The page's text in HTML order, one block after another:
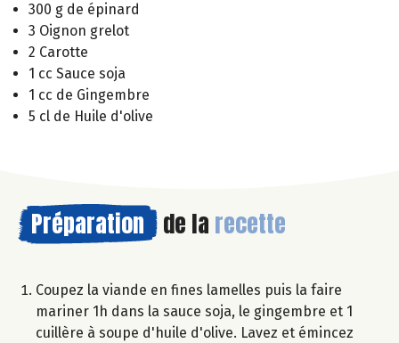
300 g de épinard
3 Oignon grelot
2 Carotte
1 cc Sauce soja
1 cc de Gingembre
5 cl de Huile d'olive
Préparation de la recette
Coupez la viande en fines lamelles puis la faire
mariner 1h dans la sauce soja, le gingembre et 1
cuillère à soupe d'huile d'olive. Lavez et émincez